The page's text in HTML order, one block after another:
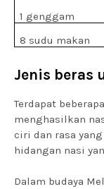
1 genggam
8 sudu makan
Jenis beras
Terdapat
menghasilkan
ciri dan rasa
hidangan nasi
Dalam budaya